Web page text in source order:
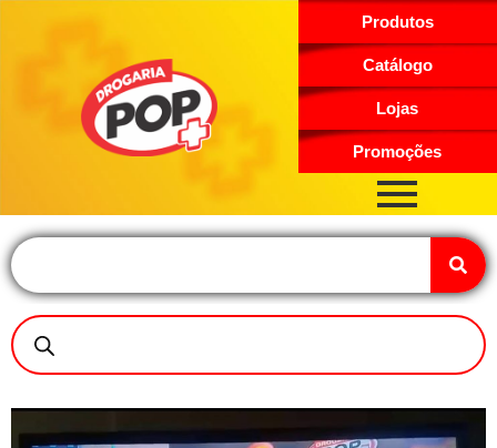
Produtos
Catálogo
Lojas
Promoções